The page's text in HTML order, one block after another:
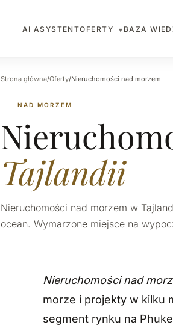
AI ASYSTENTOFERTY ▾ BAZA
Strona główna/Oferty/Nieruchomości nad morzem
NAD MORZEM
Tajlandii
Nieruchomości nad morzem w
ocean. Wymarzone miejsce na
Nieruchomości nad
morze i projekty w kilku
segment rynku na